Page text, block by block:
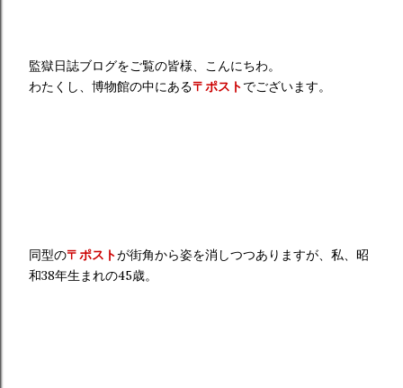
監獄日誌ブログをご覧の皆様、こんにちわ。
わたくし、博物館の中にある〒ポストでございます。
同型の〒ポストが街角から姿を消しつつありますが、私、昭
和38年生まれの45歳。